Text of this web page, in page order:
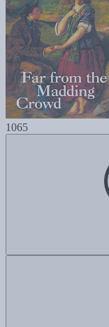
1065